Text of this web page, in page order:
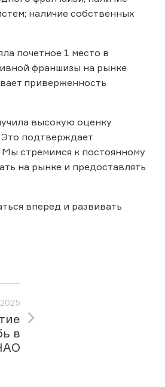
наличие собственных
почетное 1 место в
франшизы на рынке
приверженность
высокую оценку
подтверждает
Мы стремимся к постоянному
на рынке и предоставлять
вперед и развивать
в